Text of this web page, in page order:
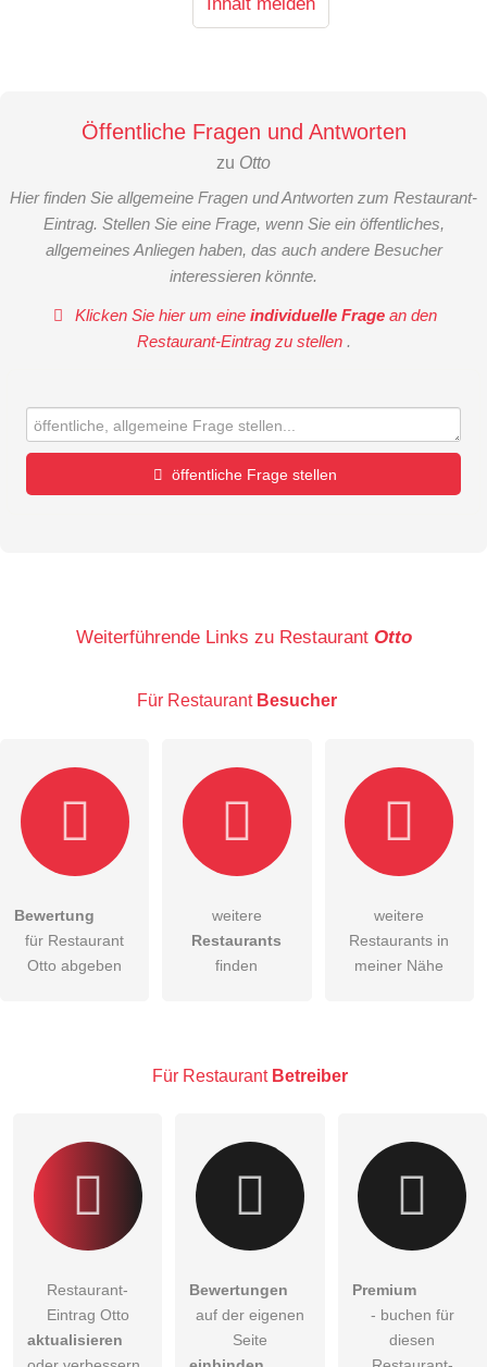
Öffentliche Fragen und Antworten
zu Otto
Hier finden Sie allgemeine Fragen und Antworten zum Restaurant-
Eintrag. Stellen Sie eine Frage, wenn Sie ein öffentliches,
allgemeines Anliegen haben, das auch andere Besucher
interessieren könnte.
Klicken Sie hier um eineindividuelle Frage an den
Restaurant-Eintrag zu stellen .
öffentliche Frage stellen
E-Mail-Adresse (wird nicht veröffentlicht)
Hiermit akzeptiere ich dieAGB
DieDatenschutzerklärung habe ich zur Kenntnis genommen.
Bitte beachten Sie, öffentliche Fragen sind
Restaurant-Eintrag zu stellen.
Weiterführende Links zu Restaurant Otto
Für Restaurant Besucher
Bewertung
für Restaurant
Otto abgeben
weitere
Restaurants
finden
weitere
Restaurants in
meiner Nähe
Für Restaurant Betreiber
Restaurant-
Eintrag Otto
aktualisieren
Bewertungen
auf der eigenen
Seite
Premium
- buchen für
diesen